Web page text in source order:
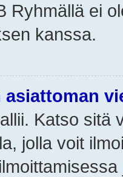
Ryhmällä ei
kanssa.
Katso sitä
jolla voit